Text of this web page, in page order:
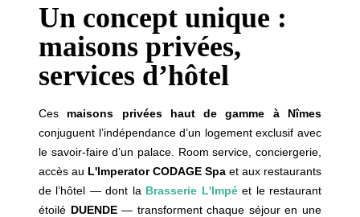
Un concept unique :
maisons privées,
services d’hôtel
Ces maisons privées haut de gamme à Nîmes
conjuguent l’indépendance d’un logement exclusif avec
le savoir-faire d’un palace. Room service, conciergerie,
accès au L'Imperator CODAGE Spa et aux restaurants
de l’hôtel — dont la Brasserie L'Impéet le restaurant
étoilé DUENDE— transforment chaque séjour en une